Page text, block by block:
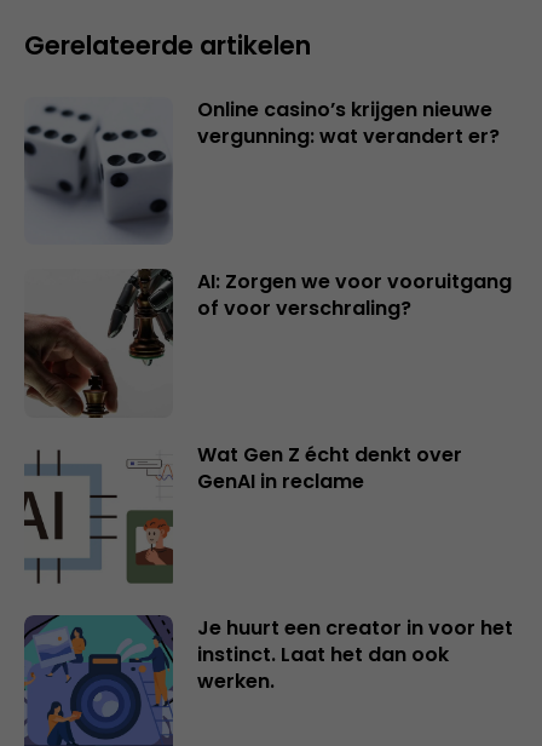
Gerelateerde artikelen
Online casino’s krijgen nieuwe
vergunning: wat verandert er?
AI: Zorgen we voor vooruitgang
of voor verschraling?
Wat Gen Z écht denkt over
GenAI in reclame
Je huurt een creator in voor het
instinct. Laat het dan ook
werken.